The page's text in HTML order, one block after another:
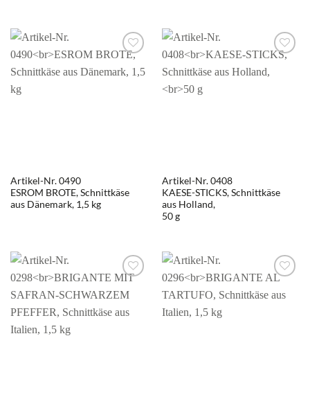
Artikel-Nr. 0490
ESROM BROTE, Schnittkäse
aus Dänemark, 1,5 kg
Artikel-Nr. 0408
KAESE-STICKS, Schnittkäse
aus Holland,
50 g